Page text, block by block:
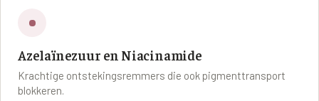
Azelaïnezuur en Niacinamide
Krachtige ontstekingsremmers die ook pigmenttransport
blokkeren.